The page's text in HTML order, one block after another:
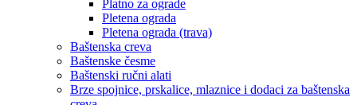
Platno za ograde
Pletena ograda
Pletena ograda (trava)
Baštenska creva
Baštenske česme
Baštenski ručni alati
Brze spojnice, prskalice, mlaznice i dodaci za baštenska